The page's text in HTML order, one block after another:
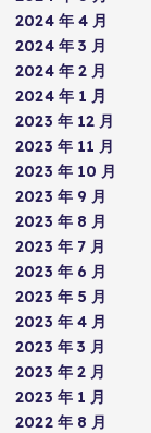
2024 年 4 月
2024 年 3 月
2024 年 2 月
2024 年 1 月
2023 年 12 月
2023 年 11 月
2023 年 10 月
2023 年 9 月
2023 年 8 月
2023 年 7 月
2023 年 6 月
2023 年 5 月
2023 年 4 月
2023 年 3 月
2023 年 2 月
2023 年 1 月
2022 年 8 月